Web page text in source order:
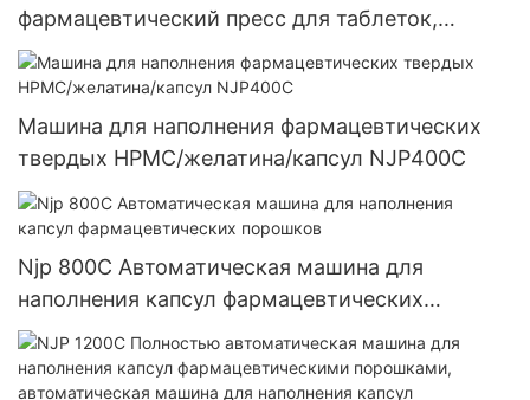
фармацевтический пресс для таблеток,
роторный таблеточный пресс, серия Zp
Машина для наполнения фармацевтических
твердых HPMC/желатина/капсул NJP400C
Njp 800C Автоматическая машина для
наполнения капсул фармацевтических
порошков